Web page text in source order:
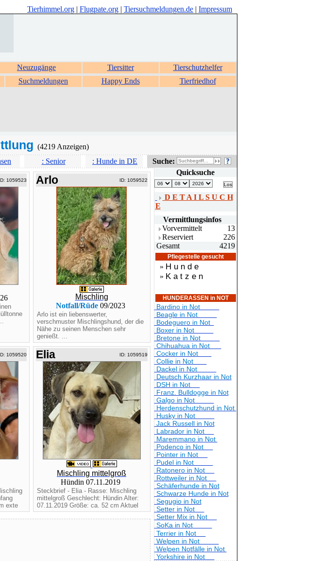
Tierhimmel.org | Flugpate.org | Tiersuchmeldungen.de | Impressum
Neuzugänge Tiersitter
Tierschutzhelfer
Suchmeldungen Happy Ends Tierfriedhof
(4219 Anzeigen)
: Senior : Hunde in DE Suche:
1059523 Arlo ID: 1059522
Mischling
Notfall/Rüde 09/2023
Arlo ist ein liebenswerter,
verschmuster Mischlingshund, der die
Nähe zu seinen Menschen sehr
genießt. ...
1059520
exte
Elia ID: 1059519
Mischling mittelgroß
Hündin 07.11.2019
Steckbrief - Elia - Rasse: Mischling
mittelgroß Geschlecht: Hündin Alter:
07.11.2019 Größe: ca. 52 cm Aktuel
Quicksuche
D E T A I L S U C H
E
Vermittlungsinfos
Vorvermittelt
13
Reserviert
226
Gesamt
4219
Pflegestelle gesucht
» H u n d e
» K a t z e n
HUNDERASSEN in NOT
Bardino in Not
Beagle in Not
Bodeguero in Not
Boxer in Not
Bretone in Not
Chihuahua in Not
Cocker in Not
Collie in Not
Dackel in Not
Deutsch Kurzhaar in Not
DSH in Not
Franz. Bulldogge in Not
Galgo in Not
Herdenschutzhund in Not
Husky in Not
Jack Russell in Not
Labrador in Not
Maremmano in Not
Podenco in Not
Pointer in Not
Pudel in Not
Ratonero in Not
Rottweiler in Not
Schäferhunde in Not
Schwarze Hunde in Not
Segugio in Not
Setter in Not
Setter Mix in Not
SoKa in Not
Terrier in Not
Welpen in Not
Welpen Notfälle in Not
Yorkshire in Not